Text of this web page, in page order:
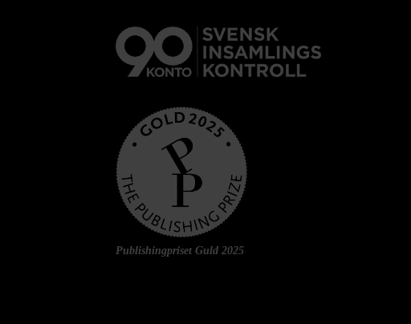
Publishingpriset Guld 2025